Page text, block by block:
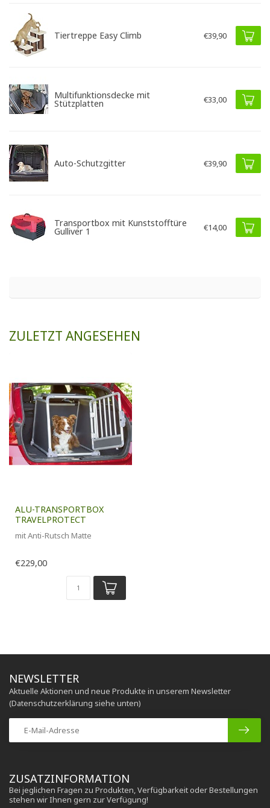
Tiertreppe Easy Climb €39,90
Multifunktionsdecke mit
Stützplatten €33,00
Auto-Schutzgitter €39,90
Transportbox mit Kunststofftüre
Gulliver 1 €14,00
ZULETZT ANGESEHEN
ALU-TRANSPORTBOX
TRAVELPROTECT
mit Anti-Rutsch Matte
€229,00
ZUSATZINFORMATION
Bei jeglichen Fragen zu Produkten, Verfügbarkeit oder Bestellungen
stehen wir Ihnen gern zur Verfügung!
NEWSLETTER
Aktuelle Aktionen und neue Produkte in unserem Newsletter
(Datenschutzerklärung siehe unten)